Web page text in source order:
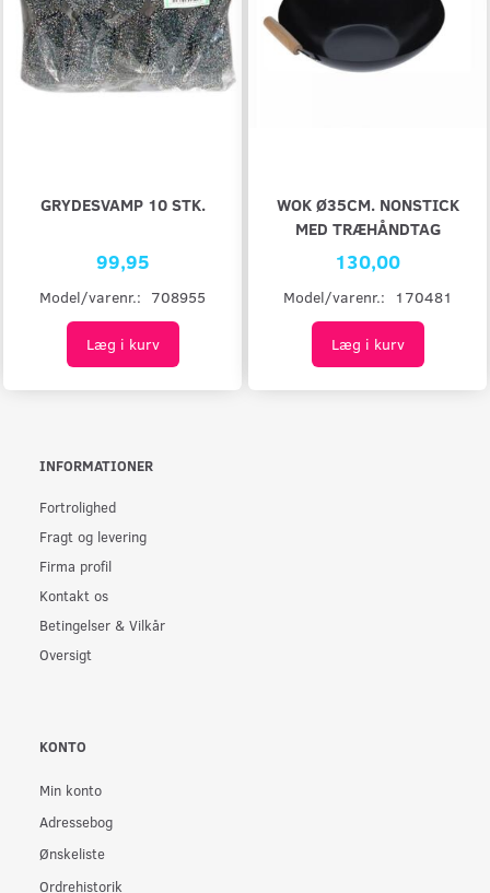
GRYDESVAMP 10 STK.
99,95
Model/varenr.: 708955
Læg i kurv
WOK Ø35CM. NONSTICK
MED TRÆHÅNDTAG
130,00
Model/varenr.: 170481
Læg i kurv
INFORMATIONER
Fortrolighed
Fragt og levering
Firma profil
Kontakt os
Betingelser & Vilkår
Oversigt
KONTO
Min konto
Adressebog
Ønskeliste
Ordrehistorik